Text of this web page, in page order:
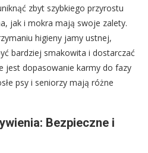
zbyt szybkiego przyrostu
jak i mokra mają swoje zalety.
higieny jamy ustnej,
bardziej smakowita i dostarczać
jest dopasowanie karmy do fazy
psy i seniorzy mają różne
Bezpieczne i